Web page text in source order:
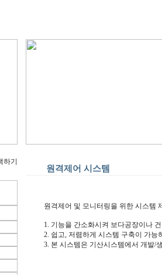
원격제어 시스템
원격제어 및 모니터링을 위한 시스템
1. 기능을 간소화시켜 보다공장이나
2. 쉽고, 저렴하게 시스템 구축이 가능
3. 본 시스템은 기산시스템에서 개발/